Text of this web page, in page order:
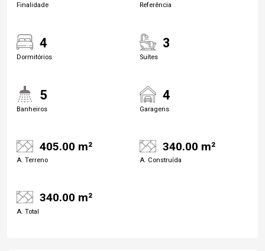
Finalidade Referência
4
Dormitórios
3
Suítes
5
Banheiros
4
Garagens
405.00 m²
A. Terreno
340.00 m²
A. Construída
340.00 m²
A. Total